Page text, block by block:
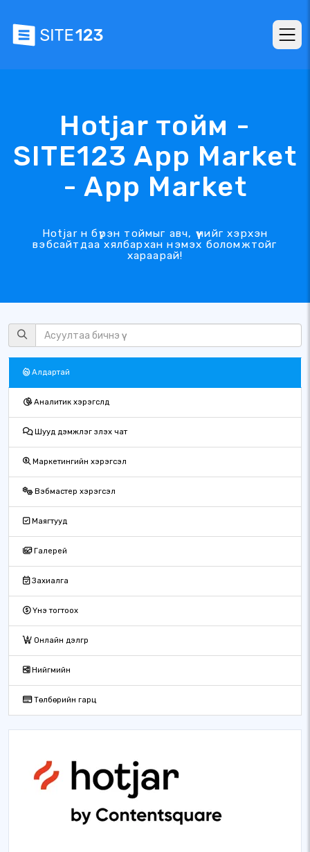
Hotjar тойм -
SITE123 App Market
- App Market
Hotjar н бүрэн тоймыг авч, үүнийг хэрхэн
вэбсайтдаа хялбархан нэмэх боломжтойг
хараарай!
Алдартай
Аналитик хэрэгслүүд
Шууд дэмжлэг үзүүлэх чат
Маркетингийн хэрэгсэл
Вэбмастер хэрэгсэл
Маягтууд
Галерей
Захиалга
Үнэ тогтоох
Онлайн дэлгүүр
Нийгмийн
Төлбөрийн гарц